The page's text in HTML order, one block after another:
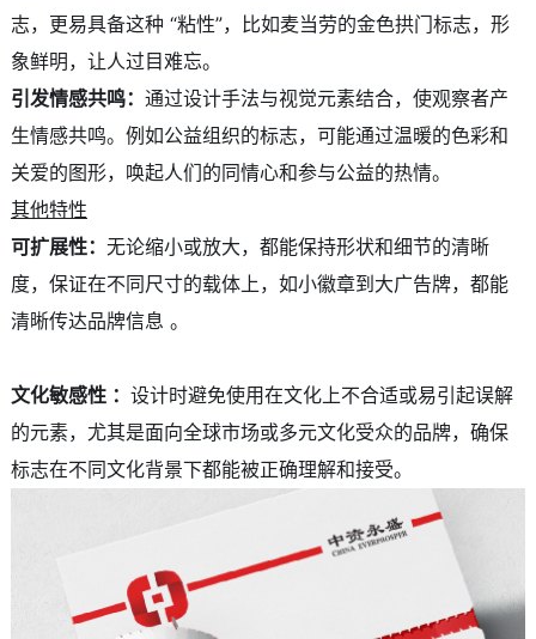
志，更易具备这种 “粘性”，比如麦当劳的金色拱门标志，形
象鲜明，让人过目难忘。
引发情感共鸣： 通过设计手法与视觉元素结合，使观察者产
生情感共鸣。例如公益组织的标志，可能通过温暖的色彩和
关爱的图形，唤起人们的同情心和参与公益的热情。
其他特性
可扩展性： 无论缩小或放大，都能保持形状和细节的清晰
度，保证在不同尺寸的载体上，如小徽章到大广告牌，都能
清晰传达品牌信息 。
文化敏感性 ： 设计时避免使用在文化上不合适或易引起误解
的元素，尤其是面向全球市场或多元文化受众的品牌，确保
标志在不同文化背景下都能被正确理解和接受。